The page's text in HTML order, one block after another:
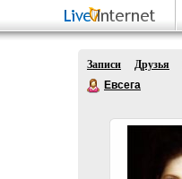
Записи Друзья
Евсега